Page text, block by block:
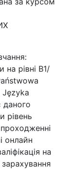
на рівні В1/
Języka
даного
рівень
онлайн
на
зарахування